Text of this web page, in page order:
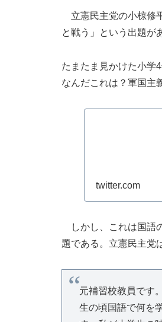
立憲民主党の小椋修
と戦う」という出題が
たまたま見かけた小学
なんだこれは？軍国主
twitter.com
しかし、これは国語
題である。立憲民主党
元補習校教員です
生の頃国語で何を